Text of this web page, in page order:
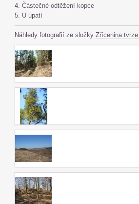
4. Částečné odtěžení kopce
5. U úpatí
Náhledy fotografií ze složky Zřícenina